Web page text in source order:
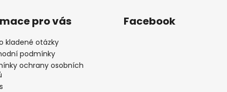
pro vás
kladené otázky
podmínky
ochrany osobních
Facebook